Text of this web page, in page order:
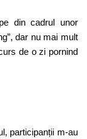
din cadrul unor
dar nu mai mult
de o zi pornind
participanții m-au